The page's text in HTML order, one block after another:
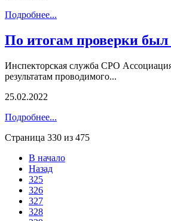
Подробнее...
По итогам проверки
Инспекторская служба СРО
результатам проводимого...
25.02.2022
Подробнее...
Страница 330 из 475
В начало
Назад
325
326
327
328